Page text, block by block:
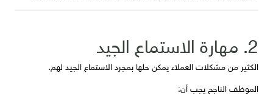
2. مهارة الاستماع الجيد
الكثير من مشكلات العملاء يمكن حلها بمجرد الاستماع الجيد لهم.
الموظف الناجح يجب أن: